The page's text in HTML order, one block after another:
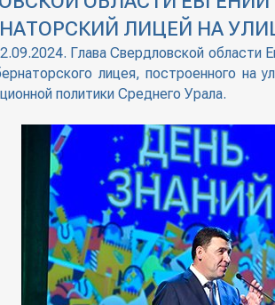
ЛИЦЕЙ НА
Глава Свердловской области
лицея, построенного
политики Среднего Урала.